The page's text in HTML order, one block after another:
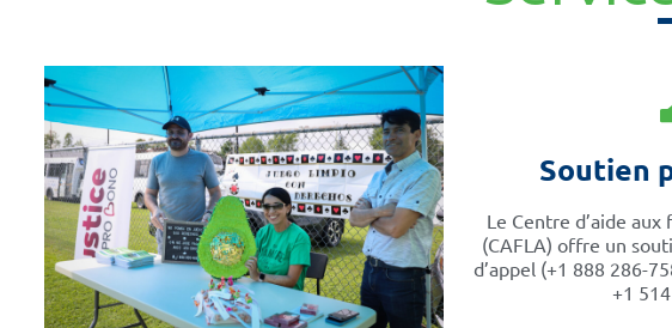
Soutien
Le Centre d’aide
(CAFLA) offre un
d’appel (+1 888 286-
+1